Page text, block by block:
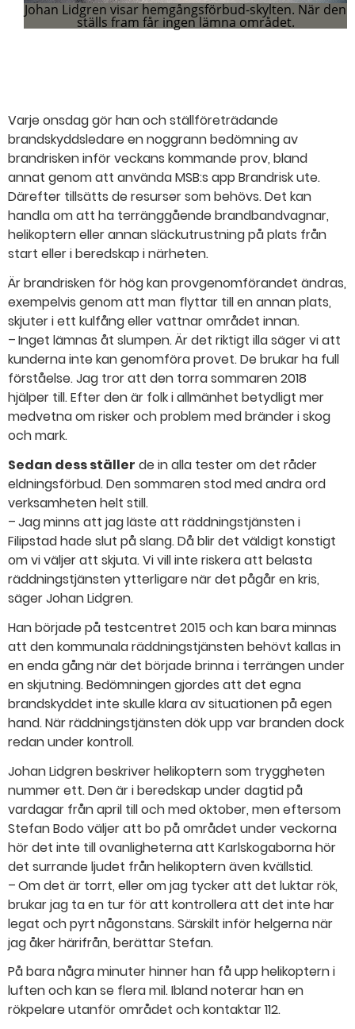
Johan Lidgren visar hemgångsförbud-skylten. När den
ställs fram får ingen lämna området.
Varje onsdag gör han och ställföreträdande
brandskyddsledare en noggrann bedömning av
brandrisken inför veckans kommande prov, bland
annat genom att använda MSB:s app Brandrisk ute.
Därefter tillsätts de resurser som behövs. Det kan
handla om att ha terränggående brandbandvagnar,
helikoptern eller annan släckutrustning på plats från
start eller i beredskap i närheten.
Är brandrisken för hög kan provgenomförandet ändras,
exempelvis genom att man flyttar till en annan plats,
skjuter i ett kulfång eller vattnar området innan.
– Inget lämnas åt slumpen. Är det riktigt illa säger vi att
kunderna inte kan genomföra provet. De brukar ha full
förståelse. Jag tror att den torra sommaren 2018
hjälper till. Efter den är folk i allmänhet betydligt mer
medvetna om risker och problem med bränder i skog
och mark.
Sedan dess ställer de in alla tester om det råder
eldningsförbud. Den sommaren stod med andra ord
verksamheten helt still.
– Jag minns att jag läste att räddningstjänsten i
Filipstad hade slut på slang. Då blir det väldigt konstigt
om vi väljer att skjuta. Vi vill inte riskera att belasta
räddningstjänsten ytterligare när det pågår en kris,
säger Johan Lidgren.
Han började på testcentret 2015 och kan bara minnas
att den kommunala räddningstjänsten behövt kallas in
en enda gång när det började brinna i terrängen under
en skjutning. Bedömningen gjordes att det egna
brandskyddet inte skulle klara av situationen på egen
hand. När räddningstjänsten dök upp var branden dock
redan under kontroll.
Johan Lidgren beskriver helikoptern som tryggheten
nummer ett. Den är i beredskap under dagtid på
vardagar från april till och med oktober, men eftersom
Stefan Bodo väljer att bo på området under veckorna
hör det inte till ovanligheterna att Karlskogaborna hör
det surrande ljudet från helikoptern även kvällstid.
– Om det är torrt, eller om jag tycker att det luktar rök,
brukar jag ta en tur för att kontrollera att det inte har
legat och pyrt någonstans. Särskilt inför helgerna när
jag åker härifrån, berättar Stefan.
På bara några minuter hinner han få upp helikoptern i
luften och kan se flera mil. Ibland noterar han en
rökpelare utanför området och kontaktar 112.